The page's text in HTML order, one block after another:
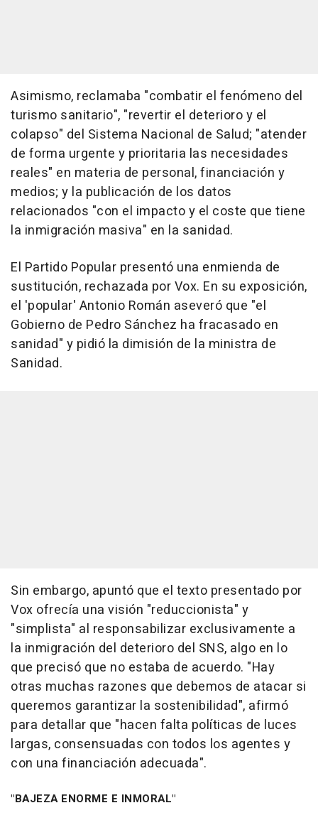
Asimismo, reclamaba "combatir el fenómeno del
turismo sanitario", "revertir el deterioro y el
colapso" del Sistema Nacional de Salud; "atender
de forma urgente y prioritaria las necesidades
reales" en materia de personal, financiación y
medios; y la publicación de los datos
relacionados "con el impacto y el coste que tiene
la inmigración masiva" en la sanidad.
El Partido Popular presentó una enmienda de
sustitución, rechazada por Vox. En su exposición,
el 'popular' Antonio Román aseveró que "el
Gobierno de Pedro Sánchez ha fracasado en
sanidad" y pidió la dimisión de la ministra de
Sanidad.
Sin embargo, apuntó que el texto presentado por
Vox ofrecía una visión "reduccionista" y
"simplista" al responsabilizar exclusivamente a
la inmigración del deterioro del SNS, algo en lo
que precisó que no estaba de acuerdo. "Hay
otras muchas razones que debemos de atacar si
queremos garantizar la sostenibilidad", afirmó
para detallar que "hacen falta políticas de luces
largas, consensuadas con todos los agentes y
con una financiación adecuada".
"BAJEZA ENORME E INMORAL"